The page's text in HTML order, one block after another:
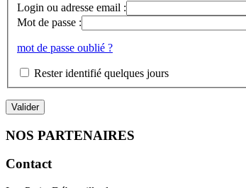
Login ou adresse email :
Mot de passe :
mot de passe oublié ?
Rester identifié quelques jours
NOS PARTENAIRES
Contact